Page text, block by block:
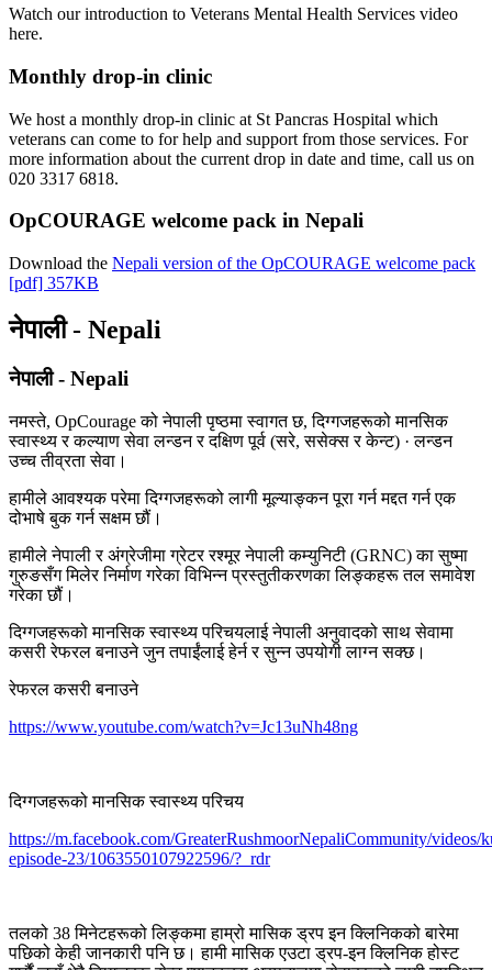
Watch our introduction to Veterans Mental Health Services video
here.
Monthly drop-in clinic
We host a monthly drop-in clinic at St Pancras Hospital which
veterans can come to for help and support from those services. For
more information about the current drop in date and time, call us on
020 3317 6818.
OpCOURAGE welcome pack in Nepali
Download the Nepali version of the OpCOURAGE welcome pack
[pdf] 357KB
नेपाली - Nepali
नेपाली - Nepali
नमस्ते, OpCourage को नेपाली पृष्ठमा स्वागत छ, दिग्गजहरूको मानसिक
स्वास्थ्य र कल्याण सेवा लन्डन र दक्षिण पूर्व (सरे, ससेक्स र केन्ट) · लन्डन
उच्च तीव्रता सेवा।
हामीले आवश्यक परेमा दिग्गजहरूको लागी मूल्याङ्कन पूरा गर्न मद्दत गर्न एक
दोभाषे बुक गर्न सक्षम छौं।
हामीले नेपाली र अंग्रेजीमा ग्रेटर रश्मूर नेपाली कम्युनिटी (GRNC) का सुष्मा
गुरुङसँग मिलेर निर्माण गरेका विभिन्न प्रस्तुतीकरणका लिङ्कहरू तल समावेश
गरेका छौं।
दिग्गजहरूको मानसिक स्वास्थ्य परिचयलाई नेपाली अनुवादको साथ सेवामा
कसरी रेफरल बनाउने जुन तपाईंलाई हेर्न र सुन्न उपयोगी लाग्न सक्छ।
रेफरल कसरी बनाउने
https://www.youtube.com/watch?v=Jc13uNh48ng
दिग्गजहरूको मानसिक स्वास्थ्य परिचय
https://m.facebook.com/GreaterRushmoorNepaliCommunity/videos/
episode-23/1063550107922596/?_rdr
तलको 38 मिनेटहरूको लिङ्कमा हाम्रो मासिक ड्रप इन क्लिनिकको बारेमा
पछिको केही जानकारी पनि छ। हामी मासिक एउटा ड्रप-इन क्लिनिक होस्ट